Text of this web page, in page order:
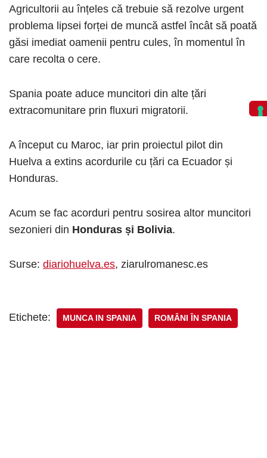
Agricultorii au înțeles că trebuie să rezolve urgent
problema lipsei forței de muncă astfel încât să poată
găsi imediat oamenii pentru cules, în momentul în
care recolta o cere.
Spania poate aduce muncitori din alte țări
extracomunitare prin fluxuri migratorii.
A început cu Maroc, iar prin proiectul pilot din
Huelva a extins acordurile cu țări ca Ecuador și
Honduras.
Acum se fac acorduri pentru sosirea altor muncitori
sezonieri din Honduras și Bolivia.
Surse: diariohuelva.es, ziarulromanesc.es
Etichete: MUNCA IN SPANIA ROMÂNI ÎN SPANIA